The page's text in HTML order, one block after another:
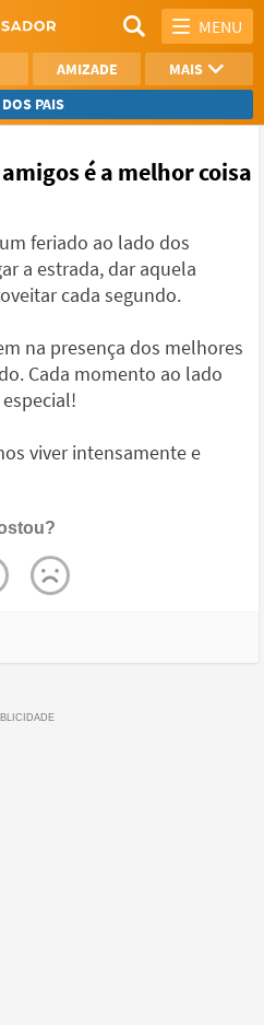
MENU
AMIZADE
MAIS
PAIS
AGRADECIMENTO
VER TODAS
é a melhor coisa
feriado ao lado dos
a estrada, dar aquela
cada segundo.
na presença dos melhores
Cada momento ao lado
viver intensamente e